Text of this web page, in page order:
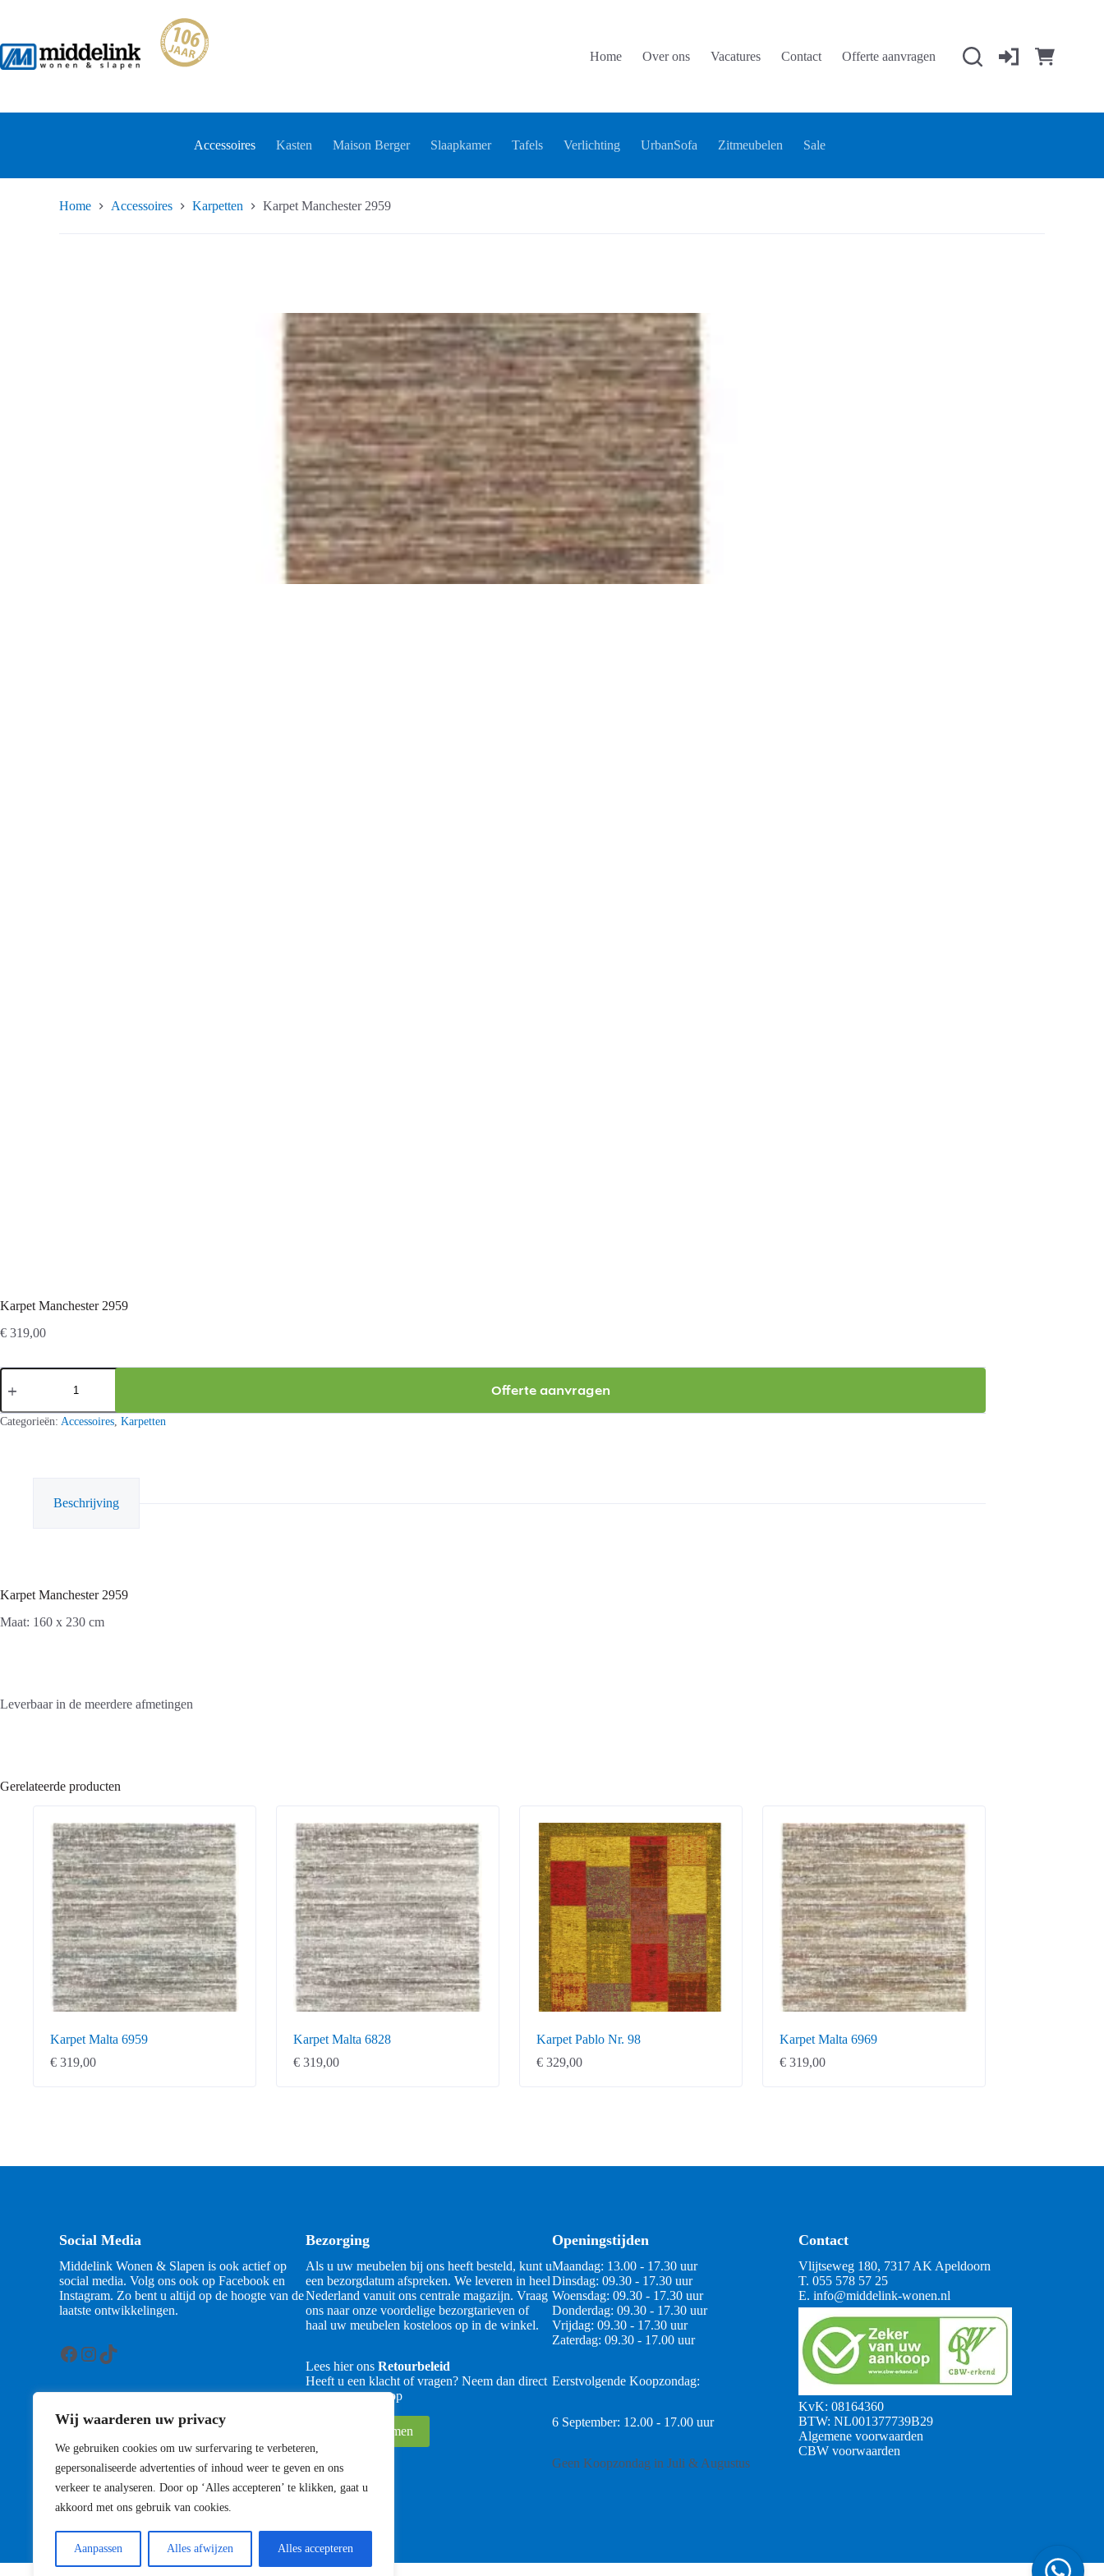
Wij waarderen uw privacy
We gebruiken cookies om uw surfervaring te verbeteren,
gepersonaliseerde advertenties of inhoud weer te geven en ons
verkeer te analyseren. Door op ‘Alles accepteren’ te klikken, gaat u
akkoord met ons gebruik van cookies.
Aanpassen Alles afwijzen Alles accepteren
inhoud
Home Over ons Vacatures Contact Offerte aanvragen
Accessoires Kasten Maison Berger Slaapkamer Tafels Verlichting UrbanSofa Zitmeubelen Sale
Home Accessoires Karpetten Karpet Manchester 2959
Karpet Manchester 2959
€ 319,00
Karpet
Manchester
aantal
Offerte aanvragen
Categorieën: Accessoires, Karpetten
Beschrijving
Karpet Manchester 2959
Maat: 160 x 230 cm
Leverbaar in de meerdere afmetingen
Gerelateerde producten
Karpet Malta 6959
€ 319,00
Karpet Malta 6828
€ 319,00
Karpet Pablo Nr. 98
€ 329,00
Karpet Malta 6969
€ 319,00
Social Media
Middelink Wonen & Slapen is ook actief op
social media. Volg ons ook op Facebook en
Instagram. Zo bent u altijd op de hoogte van de
laatste ontwikkelingen.
Facebook
Instagram
TikTok
Bezorging
Als u uw meubelen bij ons heeft besteld, kunt u
een bezorgdatum afspreken. We leveren in heel
Nederland vanuit ons centrale magazijn. Vraag
ons naar onze voordelige bezorgtarieven of
haal uw meubelen kosteloos op in de winkel.
Lees hier ons Retourbeleid
Heeft u een klacht of vragen? Neem dan direct
contact met ons op
Contact opnemen
Openingstijden
Maandag: 13.00 - 17.30 uur
Dinsdag: 09.30 - 17.30 uur
Woensdag: 09.30 - 17.30 uur
Donderdag: 09.30 - 17.30 uur
Vrijdag: 09.30 - 17.30 uur
Zaterdag: 09.30 - 17.00 uur
Eerstvolgende Koopzondag:
6 September: 12.00 - 17.00 uur
Geen Koopzondag in Juli & Augustus
Contact
Vlijtseweg 180, 7317 AK Apeldoorn
T. 055 578 57 25
E. info@middelink-wonen.nl
KvK: 08164360
BTW: NL001377739B29
Algemene voorwaarden
CBW voorwaarden